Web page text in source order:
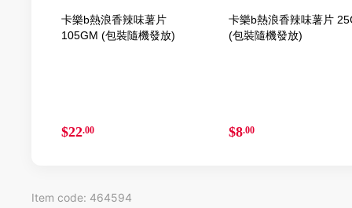
卡樂b熱浪香辣味薯片
105GM (包裝隨機發放)
$22.00
卡樂b熱浪香辣味薯片
(包裝隨機發放)
$8.00
Item code: 464594